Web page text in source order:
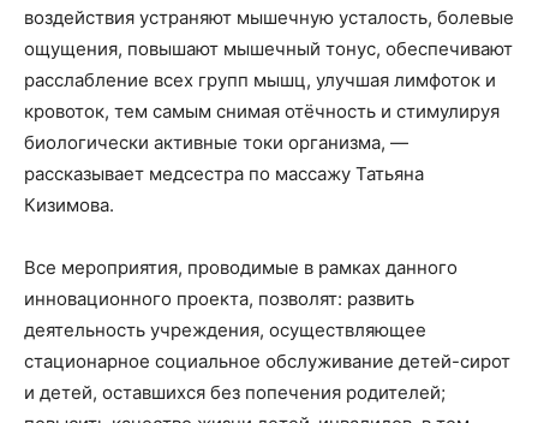
воздействия устраняют мышечную усталость, болевые
ощущения, повышают мышечный тонус, обеспечивают
расслабление всех групп мышц, улучшая лимфоток и
кровоток, тем самым снимая отёчность и стимулируя
биологически активные токи организма, —
рассказывает медсестра по массажу Татьяна
Кизимова.
Все мероприятия, проводимые в рамках данного
инновационного проекта, позволят: развить
деятельность учреждения, осуществляющее
стационарное социальное обслуживание детей-сирот
и детей, оставшихся без попечения родителей;